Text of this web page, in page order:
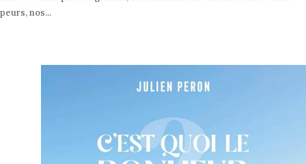
peurs, nos...